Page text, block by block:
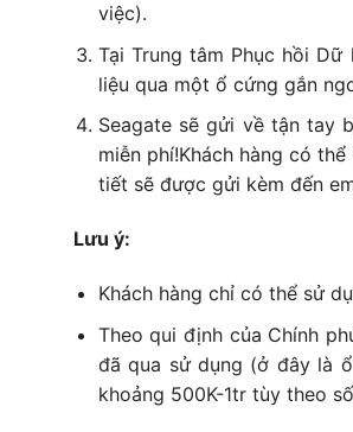
việc).
Tại Trung tâm Phục hồi
liệu qua một ổ cứng gắn
Seagate sẽ gửi về tận tay
miễn phí!Khách hàng có
tiết sẽ được gửi kèm đến
Lưu ý:
Khách hàng chỉ có thể sử
Theo qui định của Chính
đã qua sử dụng (ở đây là
khoảng 500K-1tr tùy theo